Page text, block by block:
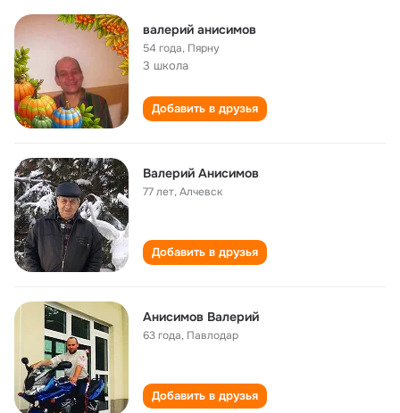
валерий анисимов
54 года, Пярну
3 школа
Добавить в друзья
Валерий Анисимов
77 лет,Алчевск
Добавить в друзья
Анисимов Валерий
63 года, Павлодар
Добавить в друзья